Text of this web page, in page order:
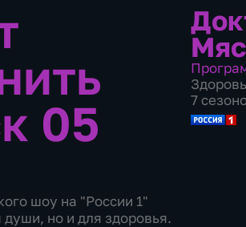
05
шоу на "России 1"
души, но и для здоровья.
7